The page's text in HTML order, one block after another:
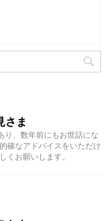
ま
り、数年前にもお世話にな
確なアドバイスをいただけ
くお願いします。